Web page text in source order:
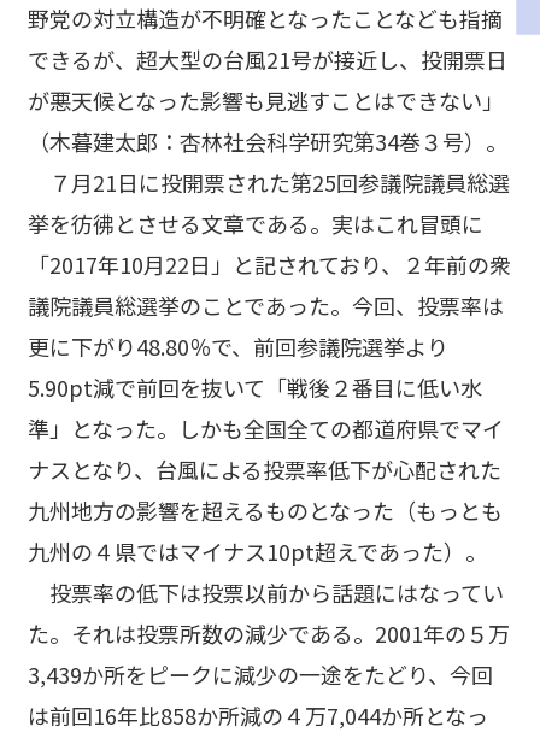
野党の対立構造が不明確となったことなども指摘
できるが、超大型の台風21号が接近し、投開票日
が悪天候となった影響も見逃すことはできない」
（木暮建太郎：杏林社会科学研究第34巻３号）。
７月21日に投開票された第25回参議院議員総選
挙を彷彿とさせる文章である。実はこれ冒頭に
「2017年10月22日」と記されており、２年前の衆
議院議員総選挙のことであった。今回、投票率は
更に下がり48.80％で、前回参議院選挙より
5.90pt減で前回を抜いて「戦後２番目に低い水
準」となった。しかも全国全ての都道府県でマイ
ナスとなり、台風による投票率低下が心配された
九州地方の影響を超えるものとなった（もっとも
九州の４県ではマイナス10pt超えであった）。
投票率の低下は投票以前から話題にはなってい
た。それは投票所数の減少である。2001年の５万
3,439か所をピークに減少の一途をたどり、今回
は前回16年比858か所減の４万7,044か所となっ